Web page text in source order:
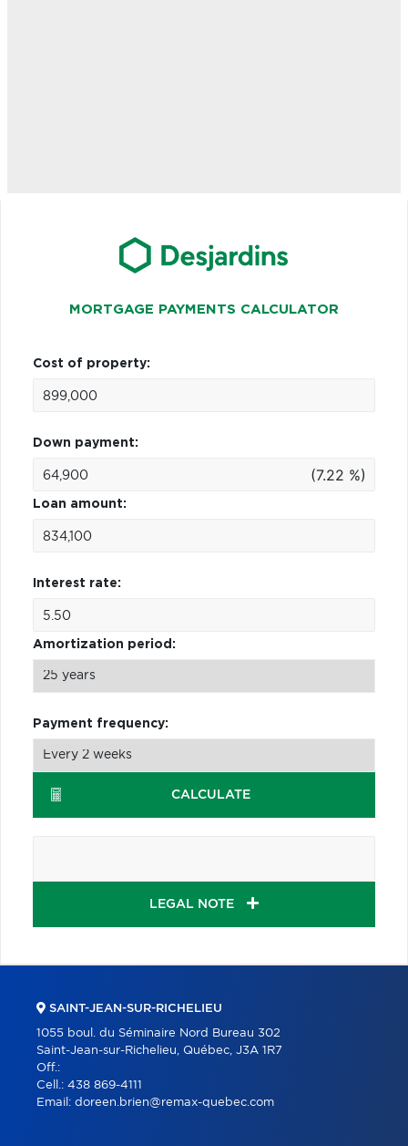
MORTGAGE PAYMENTS CALCULATOR
Cost of property:
Down payment:
(7.22 %)
Loan amount:
Interest rate:
Amortization period:
Payment frequency:
CALCULATE
LEGAL NOTE
SAINT-JEAN-SUR-RICHELIEU
1055 boul. du Séminaire Nord Bureau 302
Saint-Jean-sur-Richelieu, Québec, J3A 1R7
Off.:
Cell.: 438 869-4111
Email: doreen.brien@remax-quebec.com